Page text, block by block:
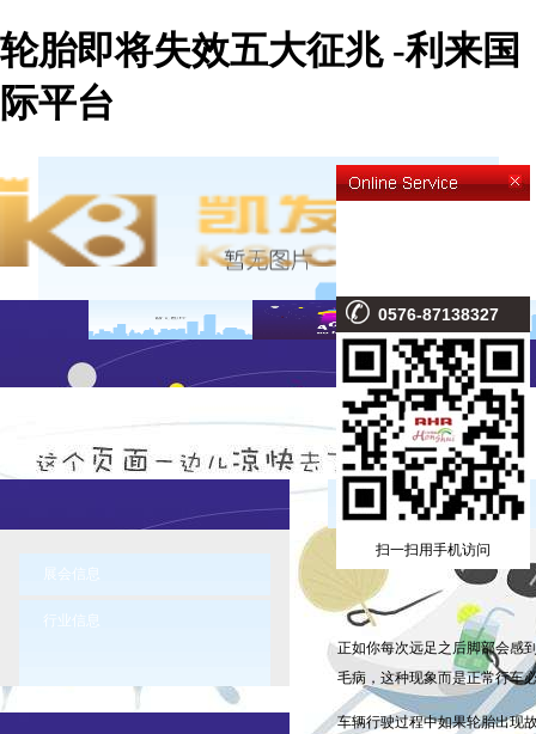
轮胎即将失效五大征兆 -利来国
际平台
展会信息
行业信息
新闻内容
正如你每次远足之后脚部会感
毛病，这种现象而是正常行车
车辆行驶过程中如果轮胎出现
0576-87138327
扫一扫用手机访问